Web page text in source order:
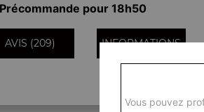
pour 18h50
AVIS (209) INFORMATIONS
Vous pouvez